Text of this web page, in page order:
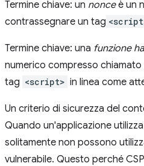
Termine chiave: un nonceè un
contrassegnare un tag
Termine chiave: una funzione
numerico compresso chiamato
tag <script> in linea come
Un criterio di sicurezza del
Quando un'applicazione
solitamente non possono
vulnerabile. Questo perché